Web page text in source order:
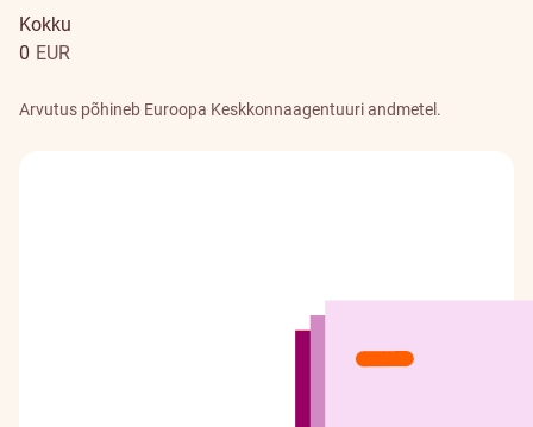
Kokku
0 EUR
Arvutus põhineb Euroopa Keskkonnaagentuuri andmetel.